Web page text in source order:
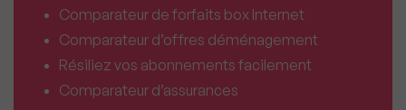
Comparateur de forfaits box Internet
Comparateur d’offres déménagement
Résiliez vos abonnements facilement
Comparateur d’assurances